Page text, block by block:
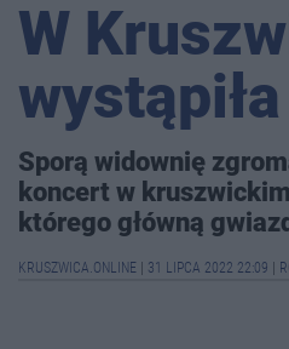
W
Sporą widownię
koncert w
którego główną
KRUSZWICA.ONLINE 31 LIPCA 2022 22:09